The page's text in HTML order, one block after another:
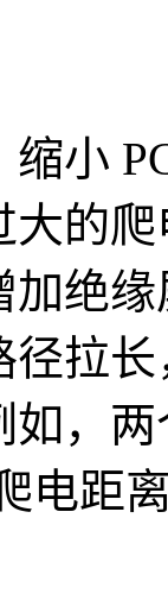
小
大的
绝
径拉
如，
电距